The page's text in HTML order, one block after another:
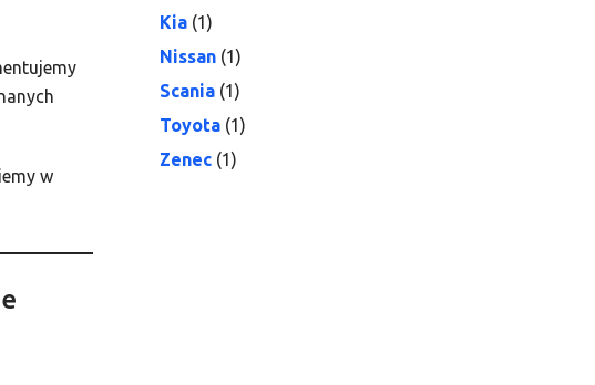
w
Kia (1)
Nissan (1)
Scania (1)
Toyota (1)
Zenec (1)